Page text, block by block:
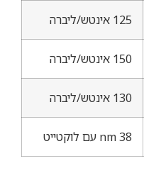
125 אינטש/ליברה
150 אינטש/ליברה
130 אינטש/ליברה
38 nm עם לוקטייט